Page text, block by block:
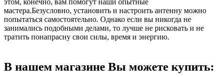
мастера.Безусловно, установить и настроить антенну можно
попытаться самостоятельно. Однако если вы никогда не
занимались подобными делами, то лучше не рисковать и не
тратить понапрасну свои силы, время и энергию.
В нашем магазине Вы можете купить: